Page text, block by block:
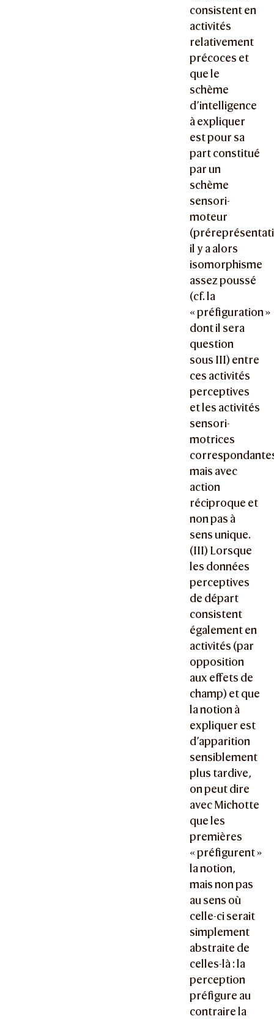
consistent en
activités
relativement
précoces et
que le
schème
d’intelligence
à expliquer
est pour sa
part constitué
par un
schème
sensori-
moteur
il y a alors
isomorphisme
assez poussé
(cf. la
« préfiguration »
dont il sera
question
sous III) entre
ces activités
perceptives
et les activités
sensori-
motrices
mais avec
action
réciproque et
non pas à
sens unique.
(III) Lorsque
les données
perceptives
de départ
consistent
également en
activités (par
opposition
aux effets de
champ) et que
la notion à
expliquer est
d’apparition
sensiblement
plus tardive,
on peut dire
avec Michotte
que les
premières
« préfigurent »
la notion,
mais non pas
au sens où
celle-ci serait
simplement
abstraite de
celles-là : la
perception
préfigure au
contraire la